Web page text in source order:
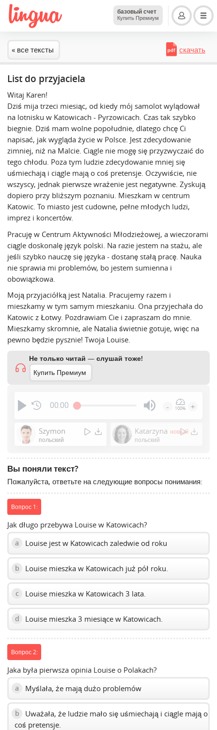
базовый счет
Купить Премиум
« все тексты скачать
List do przyjaciela
Witaj Karen!
Dziś mija trzeci miesiąc, od kiedy mój samolot wylądował
na lotnisku w Katowicach - Pyrzowicach. Czas tak szybko
biegnie. Dziś mam wolne popołudnie, dlatego chcę Ci
napisać, jak wygląda życie w Polsce. Jest zdecydowanie
zimniej, niż na Malcie. Ciągle nie mogę się przyzwyczaić do
tego chłodu. Poza tym ludzie zdecydowanie mniej się
uśmiechają i ciągle mają o coś pretensje. Oczywiście, nie
wszyscy, jednak pierwsze wrażenie jest negatywne. Zyskują
dopiero przy bliższym poznaniu. Mieszkam w centrum
Katowic. To miasto jest cudowne, pełne młodych ludzi,
imprez i koncertów.
Pracuję w Centrum Aktywności Młodzieżowej, a wieczorami
ciągle doskonalę język polski. Na razie jestem na stażu, ale
jeśli szybko nauczę się języka - dostanę stałą pracę. Nauka
nie sprawia mi problemów, bo jestem sumienna i
obowiązkowa.
Moją przyjaciółką jest Natalia. Pracujemy razem i
mieszkamy w tym samym mieszkaniu. Ona przyjechała do
Katowic z Łotwy. Pozdrawiam Cie i zapraszam do mnie.
Mieszkamy skromnie, ale Natalia świetnie gotuje, więc na
pewno będzie pysznie! Twoja Louise.
Не только читай — слушай тоже!
Купить Премиум
00:00
Enter
or
volume
- 100% +
Szymon
польский
Katarzyna новый
польский
Вы поняли текст?
Пожалуйста, ответьте на следующие вопросы понимания:
Вопрос 1:
Jak długo przebywa Louise w Katowicach?
a Louise jest w Katowicach zaledwie od roku
b Louise mieszka w Katowicach już pół roku.
c Louise mieszka w Katowicach 3 lata.
d Louise mieszka 3 miesiące w Katowicach.
Вопрос 2:
Jaka była pierwsza opinia Louise o Polakach?
a Myślała, że mają dużo problemów
b
Uważała, że ludzie mało się uśmiechają i ciągle mają o
coś pretensje.